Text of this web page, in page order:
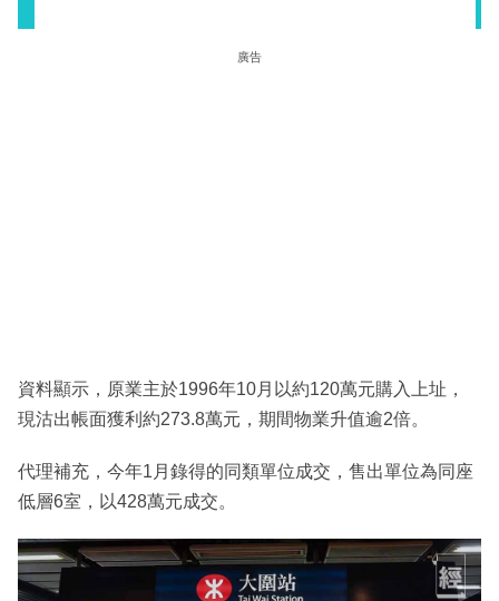
廣告
資料顯示，原業主於1996年10月以約120萬元購入上址，
現沽出帳面獲利約273.8萬元，期間物業升值逾2倍。
代理補充，今年1月錄得的同類單位成交，售出單位為同座
低層6室，以428萬元成交。